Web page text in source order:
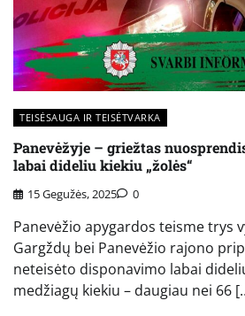
TEISĖSAUGA IR TEISĖTVARKA
Panevėžyje – griežtas
labai dideliu kiekiu „žolės“
15 Gegužės, 2025 0
Panevėžio apygardos teisme trys
Gargždų bei Panevėžio rajono
neteisėto disponavimo labai
medžiagų kiekiu – daugiau nei 66